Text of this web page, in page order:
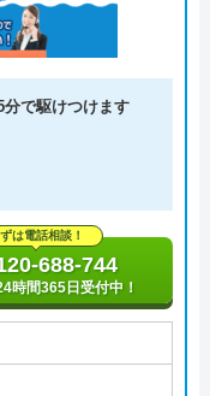
で駆けつけます
は電話相談！
688-744
時間365日受付中！